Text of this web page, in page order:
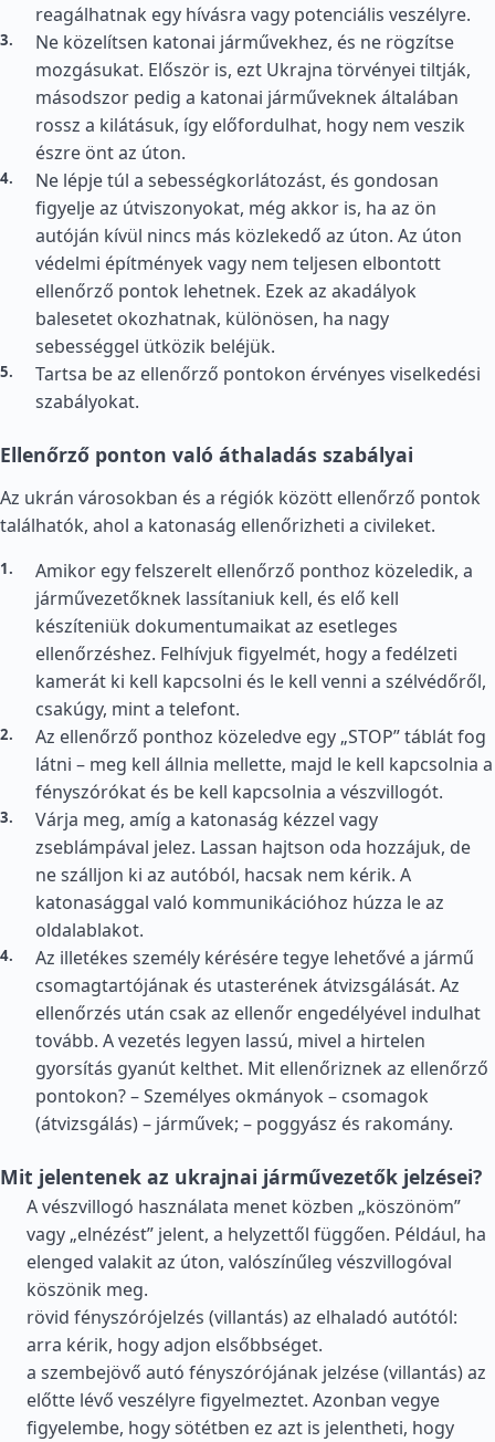
reagálhatnak egy hívásra vagy potenciális veszélyre.
Ne közelítsen katonai járművekhez, és ne rögzítse
mozgásukat. Először is, ezt Ukrajna törvényei tiltják,
másodszor pedig a katonai járműveknek általában
rossz a kilátásuk, így előfordulhat, hogy nem veszik
észre önt az úton.
Ne lépje túl a sebességkorlátozást, és gondosan
figyelje az útviszonyokat, még akkor is, ha az ön
autóján kívül nincs más közlekedő az úton. Az úton
védelmi építmények vagy nem teljesen elbontott
ellenőrző pontok lehetnek. Ezek az akadályok
balesetet okozhatnak, különösen, ha nagy
sebességgel ütközik beléjük.
Tartsa be az ellenőrző pontokon érvényes viselkedési
szabályokat.
Ellenőrző ponton való áthaladás szabályai
Az ukrán városokban és a régiók között ellenőrző pontok
találhatók, ahol a katonaság ellenőrizheti a civileket.
Amikor egy felszerelt ellenőrző ponthoz közeledik, a
járművezetőknek lassítaniuk kell, és elő kell
készíteniük dokumentumaikat az esetleges
ellenőrzéshez. Felhívjuk figyelmét, hogy a fedélzeti
kamerát ki kell kapcsolni és le kell venni a szélvédőről,
csakúgy, mint a telefont.
Az ellenőrző ponthoz közeledve egy „STOP” táblát fog
látni – meg kell állnia mellette, majd le kell kapcsolnia a
fényszórókat és be kell kapcsolnia a vészvillogót.
Várja meg, amíg a katonaság kézzel vagy
zseblámpával jelez. Lassan hajtson oda hozzájuk, de
ne szálljon ki az autóból, hacsak nem kérik. A
katonasággal való kommunikációhoz húzza le az
oldalablakot.
Az illetékes személy kérésére tegye lehetővé a jármű
csomagtartójának és utasterének átvizsgálását. Az
ellenőrzés után csak az ellenőr engedélyével indulhat
tovább. A vezetés legyen lassú, mivel a hirtelen
gyorsítás gyanút kelthet. Mit ellenőriznek az ellenőrző
pontokon? – Személyes okmányok – csomagok
(átvizsgálás) – járművek; – poggyász és rakomány.
Mit jelentenek az ukrajnai járművezetők jelzései?
A vészvillogó használata menet közben „köszönöm”
vagy „elnézést” jelent, a helyzettől függően. Például, ha
elenged valakit az úton, valószínűleg vészvillogóval
köszönik meg.
rövid fényszórójelzés (villantás) az elhaladó autótól:
arra kérik, hogy adjon elsőbbséget.
a szembejövő autó fényszórójának jelzése (villantás) az
előtte lévő veszélyre figyelmeztet. Azonban vegye
figyelembe, hogy sötétben ez azt is jelentheti, hogy